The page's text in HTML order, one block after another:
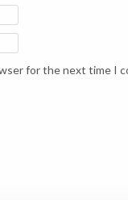
for the next time I